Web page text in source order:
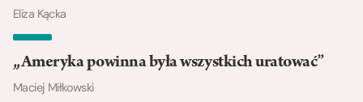
Eliza Kącka
„Ameryka powinna była wszystkich uratować”
Maciej Miłkowski